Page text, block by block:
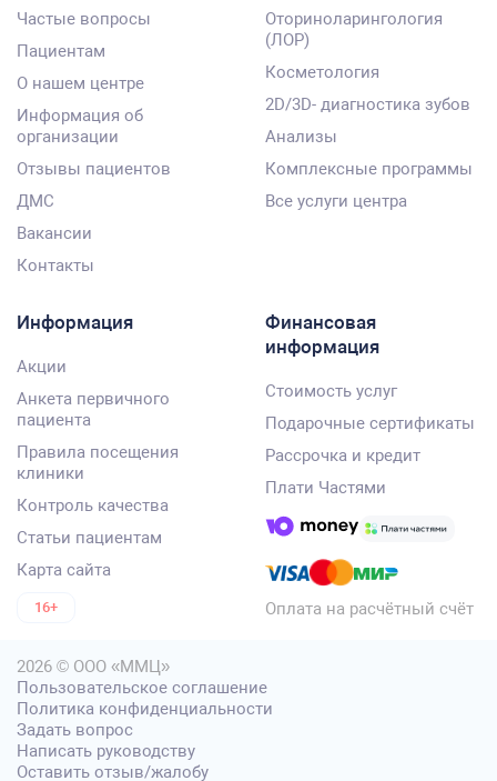
Частые вопросы
Пациентам
О нашем центре
Информация об
организации
Отзывы пациентов
ДМС
Вакансии
Контакты
Оториноларингология
(ЛОР)
Косметология
2D/3D- диагностика зубов
Анализы
Комплексные программы
Все услуги центра
Информация
Акции
Анкета первичного
пациента
Правила посещения
клиники
Контроль качества
Статьи пациентам
Карта сайта
16+
Финансовая
информация
Стоимость услуг
Подарочные сертификаты
Рассрочка и кредит
Плати Частями
Оплата на расчётный счёт
2026 © ООО «ММЦ»
Пользовательское соглашение
Политика конфиденциальности
Задать вопрос
Написать руководству
Оставить отзыв/жалобу